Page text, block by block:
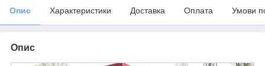
Опис Характеристики Доставка Оплата Умови
Опис